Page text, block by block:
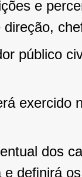
e
público
exercido
dos
deﬁnirá